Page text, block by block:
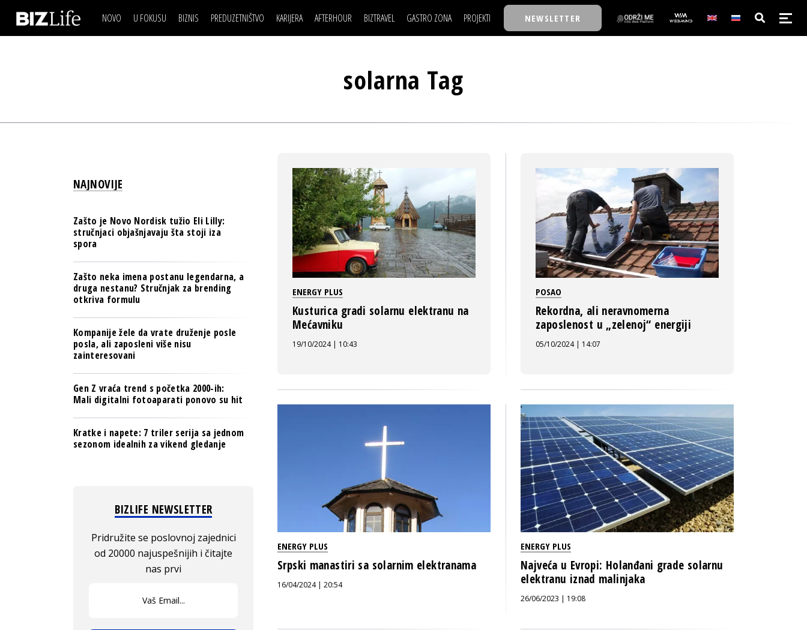
NOVO U FOKUSU BIZNIS
ESG & ENERGY
PULS REGIONA
PREDUZETNIŠTVO KARIJERA
USAVRŠAVANJE
AFTERHOUR
KNJIGE
STIL
BIZTRAVEL GASTRO ZONA PROJEKTI
BACK TO OFFICE/SCHOOL
BIZLIFE WEEK
IZJAVA GODINE
NEWSLETTER
IZJAVA DANABIZNIS SCENA
NOVO NA RAFU
POSAO
FILM I SCENA
NAJKOLEGA
solarna Tag
ENERGY PLUS
Kusturica gradi solarnu elektranu na
Mećavniku
19/10/2024 | 10:43
POSAO
Rekordna, ali neravnomerna
zaposlenost u „zelenoj“ energiji
05/10/2024 | 14:07
ENERGY PLUS
Srpski manastiri sa solarnim elektranama
16/04/2024 | 20:54
ENERGY PLUS
Najveća u Evropi: Holanđani grade solarnu
elektranu iznad malinjaka
26/06/2023 | 19:08
NAJNOVIJE
Zašto je Novo Nordisk tužio Eli Lilly:
stručnjaci objašnjavaju šta stoji iza
spora
Zašto neka imena postanu legendarna, a
druga nestanu? Stručnjak za brending
otkriva formulu
Kompanije žele da vrate druženje posle
posla, ali zaposleni više nisu
zainteresovani
Gen Z vraća trend s početka 2000-ih:
Mali digitalni fotoaparati ponovo su hit
Kratke i napete: 7 triler serija sa jednom
sezonom idealnih za vikend gledanje
BIZLIFE NEWSLETTER
Pridružite se poslovnoj zajednici
od 20000 najuspešnijih i čitajte
nas prvi